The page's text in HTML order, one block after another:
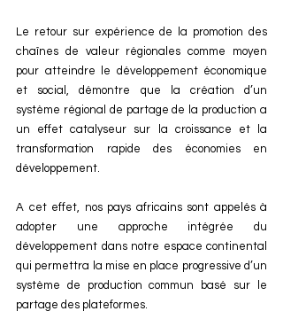
Le retour sur expérience de la promotion des
chaînes de valeur régionales comme moyen
pour atteindre le développement économique
et social, démontre que la création d’un
système régional de partage de la production a
un effet catalyseur sur la croissance et la
transformation rapide des économies en
développement.
A cet effet, nos pays africains sont appelés à
adopter une approche intégrée du
développement dans notre espace continental
qui permettra la mise en place progressive d’un
système de production commun basé sur le
partage des plateformes.